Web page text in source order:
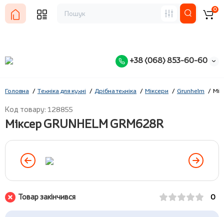
+38 (068) 853-60-60
0
Головна Техніка для кухні Дрібна техніка Міксери Grunhelm
Код товару: 128855
Міксер GRUNHELM GRM628R
Товар закінчився 0